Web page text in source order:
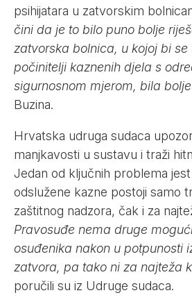
psihijatara u zatvorskim
čini da je to bilo puno bolje
zatvorska bolnica, u kojoj bi se
počinitelji kaznenih djela s
sigurnosnom mjerom, bila
Buzina.
Hrvatska udruga sudaca
manjkavosti u sustavu i traži
Jedan od ključnih problema
odslužene kazne postoji samo
zaštitnog nadzora, čak i za
Pravosuđe nema druge
osuđenika nakon u potpunosti
zatvora, pa tako ni za najteža
poručili su iz Udruge sudaca.